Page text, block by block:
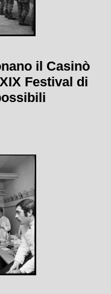
il Casinò
Festival di